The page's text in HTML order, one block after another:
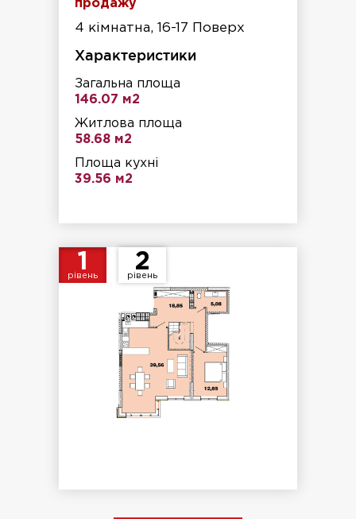
продажу
4 кімнатна, 16-17 Поверх
Характеристики
Загальна площа
146.07 м2
Житлова площа
58.68 м2
Площа кухні
39.56 м2
1
рівень
2
рівень